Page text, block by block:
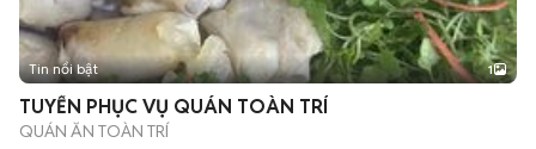
Tin nổi bật 1
TUYỂN PHỤC VỤ QUÁN TOÀN TRÍ
QUÁN ĂN TOÀN TRÍ